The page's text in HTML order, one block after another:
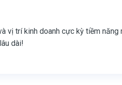
vị trí kinh doanh cực kỳ tiềm
dài!